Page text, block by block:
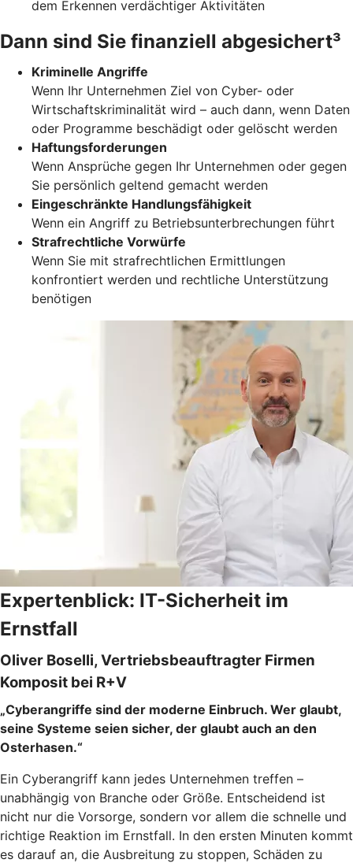
dem Erkennen verdächtiger Aktivitäten
Dann sind Sie finanziell abgesichert³
Kriminelle Angriffe
Wenn Ihr Unternehmen Ziel von Cyber- oder
Wirtschaftskriminalität wird – auch dann, wenn Daten
oder Programme beschädigt oder gelöscht werden
Haftungsforderungen
Wenn Ansprüche gegen Ihr Unternehmen oder gegen
Sie persönlich geltend gemacht werden
Eingeschränkte Handlungsfähigkeit
Wenn ein Angriff zu Betriebsunterbrechungen führt
Strafrechtliche Vorwürfe
Wenn Sie mit strafrechtlichen Ermittlungen
konfrontiert werden und rechtliche Unterstützung
benötigen
Expertenblick: IT-Sicherheit im
Ernstfall
Oliver Boselli, Vertriebsbeauftragter Firmen
Komposit bei R+V
„Cyberangriffe sind der moderne Einbruch. Wer glaubt,
seine Systeme seien sicher, der glaubt auch an den
Osterhasen.“
Ein Cyberangriff kann jedes Unternehmen treffen –
unabhängig von Branche oder Größe. Entscheidend ist
nicht nur die Vorsorge, sondern vor allem die schnelle und
richtige Reaktion im Ernstfall. In den ersten Minuten kommt
es darauf an, die Ausbreitung zu stoppen, Schäden zu